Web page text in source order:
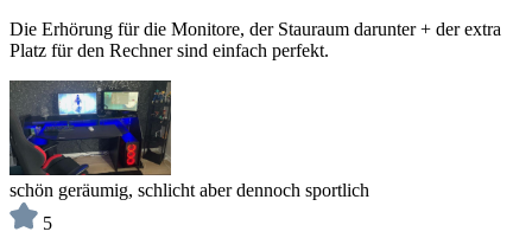
Die Erhörung für die Monitore, der Stauraum darunter + der extra
Platz für den Rechner sind einfach perfekt.
schön geräumig, schlicht aber dennoch sportlich
5